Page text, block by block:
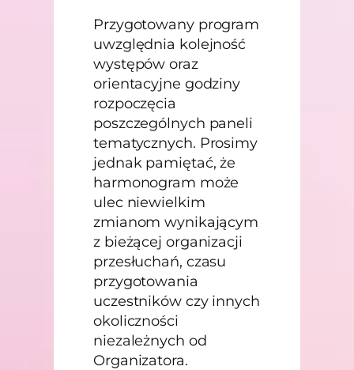
Przygotowany program
uwzględnia kolejność
występów oraz
orientacyjne godziny
rozpoczęcia
poszczególnych paneli
tematycznych. Prosimy
jednak pamiętać, że
harmonogram może
ulec niewielkim
zmianom wynikającym
z bieżącej organizacji
przesłuchań, czasu
przygotowania
uczestników czy innych
okoliczności
niezależnych od
Organizatora.